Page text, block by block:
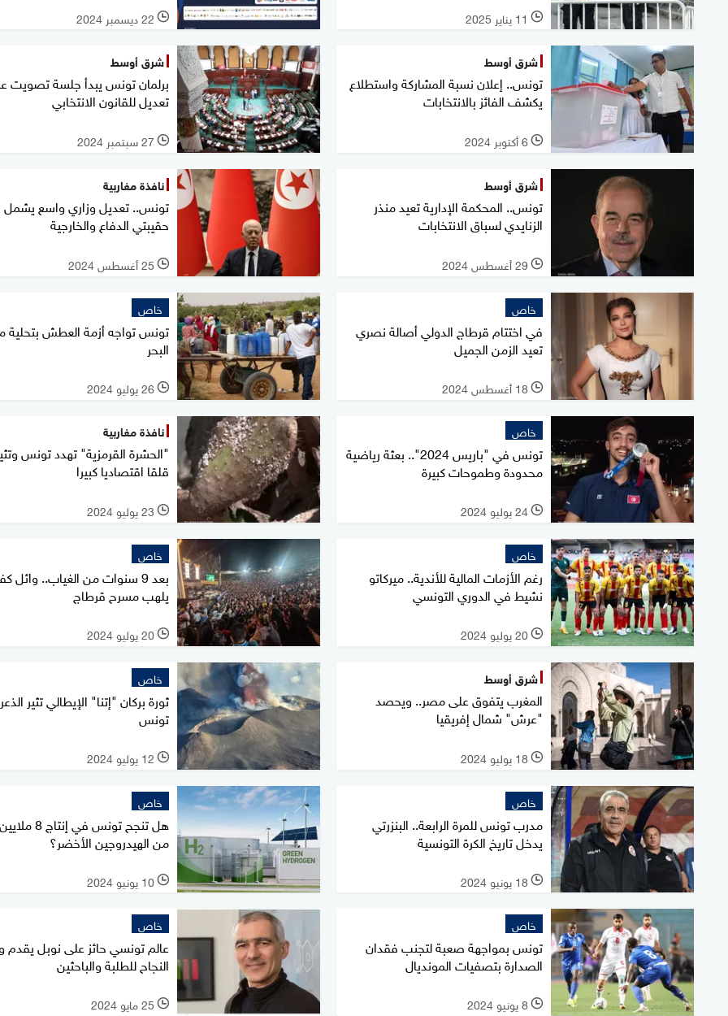
l 11 يناير 2025 l 22 ديسمبر 2024
شرق أوسط
تونس.. إعلان نسبة المشاركة واستطلاع
يكشف الفائز بالانتخابات
l 6 أكتوبر 2024
شرق أوسط
برلمان تونس يبدأ جلسة تصويت
تعديل للقانون الانتخابي
l 27 سبتمبر 2024
شرق أوسط
تونس.. المحكمة الإدارية تعيد منذر
الزنايدي لسباق الانتخابات
l 29 أغسطس 2024
نافذة مغاربية
تونس.. تعديل وزاري واسع يشمل
حقيبتي الدفاع والخارجية
l 25 أغسطس 2024
خاص
في اختتام قرطاج الدولي أصالة نصري
تعيد الزمن الجميل
l 18 أغسطس 2024
خاص
تونس تواجه أزمة العطش بتحلية
البحر
l 26 يوليو 2024
خاص
تونس في "باريس 2024".. بعثة رياضية
محدودة وطموحات كبيرة
l 24 يوليو 2024
نافذة مغاربية
"الحشرة القرمزية" تهدد تونس
قلقا اقتصاديا كبيرا
l 23 يوليو 2024
خاص
رغم الأزمات المالية للأندية.. ميركاتو
نشيط في الدوري التونسي
l 20 يوليو 2024
خاص
بعد 9 سنوات من الغياب.. وائل
يلهب مسرح قرطاج
l 20 يوليو 2024
شرق أوسط
المغرب يتفوق على مصر.. ويحصد
"عرش" شمال إفريقيا
l 18 يوليو 2024
خاص
ثورة بركان "إتنا" الإيطالي تثير
تونس
l 12 يوليو 2024
خاص
مدرب تونس للمرة الرابعة.. البنزرتي
يدخل تاريخ الكرة التونسية
l 18 يونيو 2024
خاص
هل تنجح تونس في
من الهيدروجين الأخضر؟
l 10 يونيو 2024
خاص
تونس بمواجهة صعبة لتجنب فقدان
الصدارة بتصفيات المونديال
l 8 يونيو 2024
خاص
عالم تونسي حائز على نوبل
النجاح للطلبة والباحثين
l 25 مايو 2024